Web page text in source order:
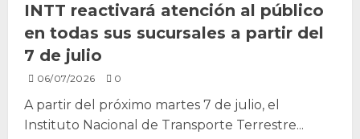
INTT reactivará atención al público
en todas sus sucursales a partir del
7 de julio
06/07/2026 0
A partir del próximo martes 7 de julio, el
Instituto Nacional de Transporte Terrestre...